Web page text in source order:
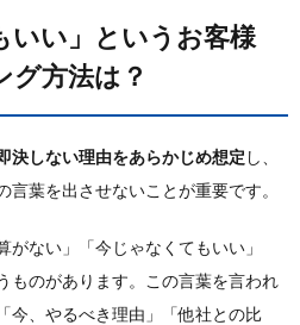
グ方法は？
決しない理由をあらかじめ想定 し、
葉を出させないことが重要です。
ない」「今じゃなくてもいい」
ものがあります。この言葉を言われ
今、やるべき理由」「他社との比